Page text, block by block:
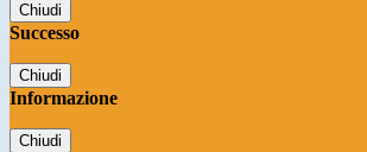
Chiudi
Successo
Chiudi
Informazione
Chiudi